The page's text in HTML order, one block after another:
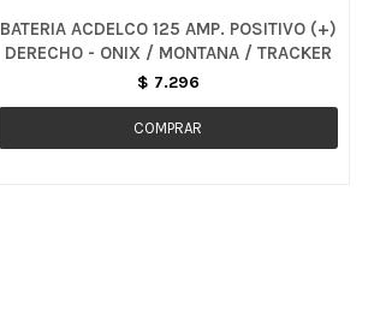
BATERIA ACDELCO 125 AMP. POSITIVO (+)
DERECHO - ONIX / MONTANA / TRACKER
$ 7.296